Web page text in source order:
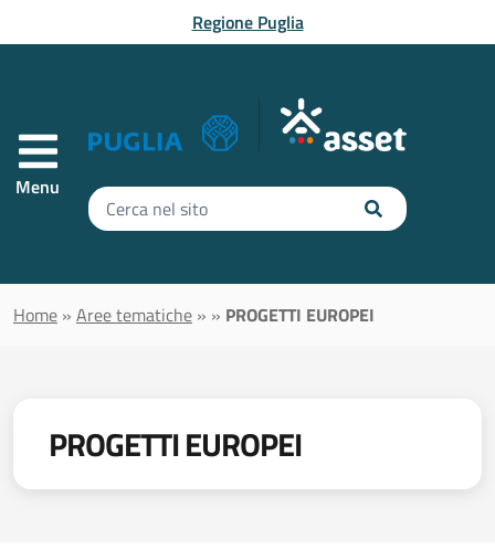
al contenuto principaleRegione Puglia
Menu
Inserisci
il
da
cercare
Home » Aree tematiche » » PROGETTI EUROPEI
PROGETTI EUROPEI